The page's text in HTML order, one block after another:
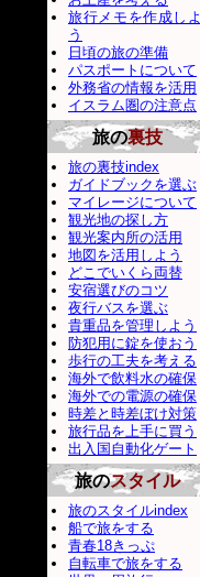
旅行メモを作成しよ
う
日頃の旅の準備
パスポートについて
外務省の情報を活用
イスラム圏の注意点
旅の裏技
旅の裏技index
ガイドブックを選ぶ
マイレージについて
観光地の探し方
観光案内所の活用
地図を活用しよう
どこでいくら両替
安宿選びのコツ
夜行バスを選ぶ
貴重品を管理しよう
防犯用に錠を使おう
歩行の工夫を考える
海外で飲料水の確保
海外での電源の確保
時差と時差ぼけ対策
旅行品を上手に買う
出入国自動化ゲート
旅のスタイル
旅のスタイルindex
船で旅をする
青春18きっぷ
自転車で旅をする